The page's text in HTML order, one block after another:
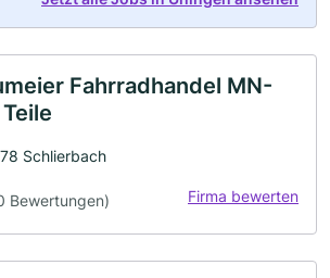
Fahrradhandel MN-
Schlierbach
Bewertungen) Firma bewerten